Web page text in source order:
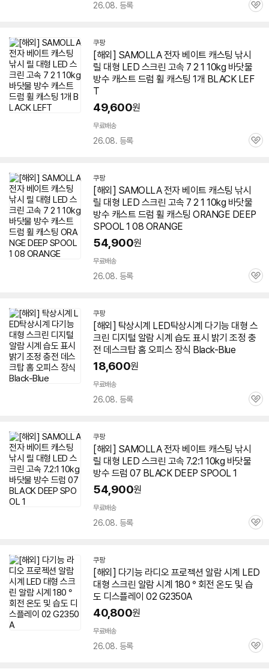
26.08. 등록
관
쿠팡
[해외] SAMOLLA 전자 베이트 캐스팅 낚시
릴 대형 LED 스크린 고속 7 2 1 10kg 바닷물
방수 캐스트 드럼 휠 캐스팅 1개 BLACK LEF
T
49,600원
무료배송
26.08. 등록
관
쿠팡
[해외] SAMOLLA 전자 베이트 캐스팅 낚시
릴 대형 LED 스크린 고속 7 2 1 10kg 바닷물
방수 캐스트 드럼 휠 캐스팅 ORANGE DEEP
SPOOL 1 08 ORANGE
54,900원
무료배송
26.08. 등록
관
쿠팡
[해외] 탁상시계 LED탁상시계 다기능 대형 스
크린 디지털 알람 시계 습도 표시 밝기 조정 충
전 데스크탑 홈 오피스 장식 Black-Blue
18,600원
무료배송
26.08. 등록
관
쿠팡
[해외] SAMOLLA 전자 베이트 캐스팅 낚시
릴 대형 LED 스크린 고속 7.2:1 10kg 바닷물
방수 드럼 07 BLACK DEEP SPOOL 1
54,900원
무료배송
26.08. 등록
관
쿠팡
[해외] 다기능 라디오 프로젝션 알람 시계 LED
대형 스크린 알람 시계 180 ° 회전 온도 및 습
도 디스플레이 02 G2350A
40,800원
무료배송
26.08. 등록
관